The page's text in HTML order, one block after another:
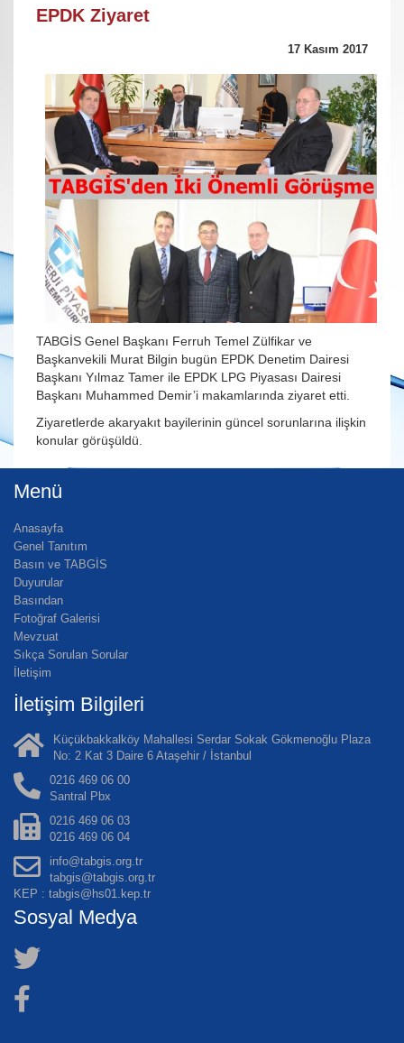
EPDK Ziyaret
17 Kasım 2017
TABGİS Genel Başkanı Ferruh Temel Zülfikar ve
Başkanvekili Murat Bilgin bugün EPDK Denetim Dairesi
Başkanı Yılmaz Tamer ile EPDK LPG Piyasası Dairesi
Başkanı Muhammed Demir’i makamlarında ziyaret etti.
Ziyaretlerde akaryakıt bayilerinin güncel sorunlarına ilişkin
konular görüşüldü.
Menü
Anasayfa
Genel Tanıtım
Basın ve TABGİS
Duyurular
Basından
Fotoğraf Galerisi
Mevzuat
Sıkça Sorulan Sorular
İletişim
İletişim Bilgileri
Küçükbakkalköy Mahallesi Serdar Sokak Gökmenoğlu Plaza
No: 2 Kat 3 Daire 6 Ataşehir / İstanbul
0216 469 06 00
Santral Pbx
0216 469 06 03
0216 469 06 04
info@tabgis.org.tr
tabgis@tabgis.org.tr
KEP : tabgis@hs01.kep.tr
Sosyal Medya